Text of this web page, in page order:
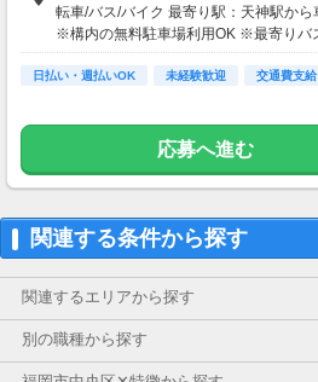
転車/バス/バイク 最寄り駅：天神駅から
※構内の無料駐車場利用OK ※最寄りバ
ら徒歩2～3分程度
日払い・週払いOK 未経験歓迎 交通費支給
応募へ進む
関連する条件から探す
関連するエリアから探す
別の職種から探す